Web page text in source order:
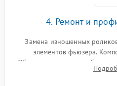
4. Ремонт и
Замена изношенных
элементов фьюзера.
Обязательная очистка блока
печати от просыпанного